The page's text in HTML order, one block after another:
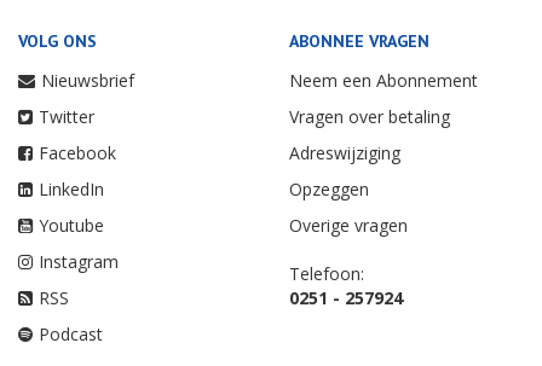
VOLG ONS
Nieuwsbrief
Twitter
Facebook
LinkedIn
Youtube
Instagram
RSS
Podcast
ABONNEE VRAGEN
Neem een Abonnement
Vragen over betaling
Adreswijziging
Opzeggen
Overige vragen
Telefoon:
0251 - 257924